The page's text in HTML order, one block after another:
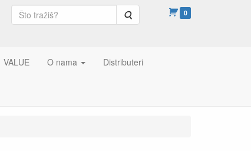
Pretraga 0
VALUE O nama Distributeri